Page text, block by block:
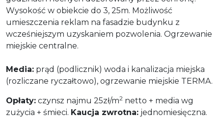
Wysokość w obiekcie do 3, 25m. Możliwość
umieszczenia reklam na fasadzie budynku z
wcześniejszym uzyskaniem pozwolenia. Ogrzewanie
miejskie centralne.
Media: prąd (podlicznik) woda i kanalizacja miejska
(rozliczane ryczałtowo), ogrzewanie miejskie TERMA.
Opłaty: czynsz najmu 25zł/m2 netto + media wg
zużycia + śmieci. Kaucja zwrotna: jednomiesięczna.